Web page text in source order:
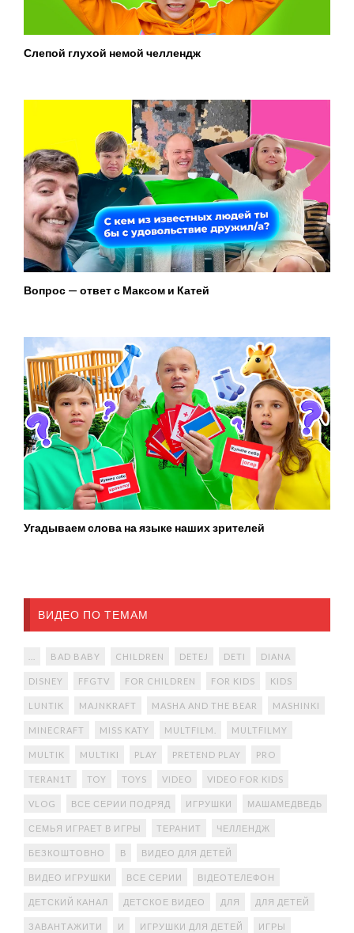
Слепой глухой немой челлендж
Вопрос — ответ с Максом и Катей
Угадываем слова на языке наших зрителей
ВИДЕО ПО ТЕМАМ
BAD BABY CHILDREN DETEJ DETI DIANA
DISNEY FFGTV FOR CHILDREN FOR KIDS KIDS
LUNTIK MAJNKRAFT MASHA AND THE BEAR MASHINKI
MINECRAFT MISS KATY MULTFILM. MULTFILMY
MULTIK MULTIKI PLAY PRETEND PLAY PRO
TERAN1T TOY TOYS VIDEO VIDEO FOR KIDS
VLOG ВСЕ СЕРИИ ПОДРЯД ИГРУШКИ МАШАМЕДВЕДЬ
СЕМЬЯ ИГРАЕТ В ИГРЫ ТЕРАНИТ ЧЕЛЛЕНДЖ
БЕЗКОШТОВНО В ВИДЕО ДЛЯ ДЕТЕЙ
ВИДЕО ИГРУШКИ ВСЕ СЕРИИ ВІДЕОТЕЛЕФОН
ДЕТСКИЙ КАНАЛ ДЕТСКОЕ ВИДЕО ДЛЯ ДЛЯ ДЕТЕЙ
ЗАВАНТАЖИТИ И ИГРУШКИ ДЛЯ ДЕТЕЙ ИГРЫ